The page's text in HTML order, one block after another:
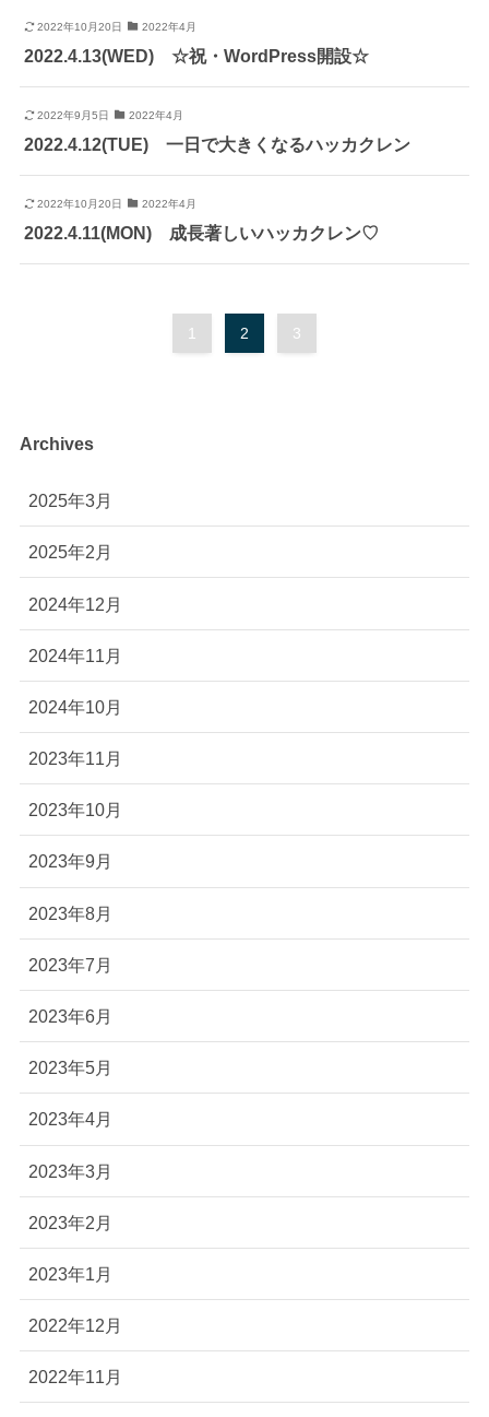
2022年10月20日 2022年4月
2022.4.13(WED) ☆祝・WordPress開設☆
2022年9月5日 2022年4月
2022.4.12(TUE) 一日で大きくなるハッカクレン
2022年10月20日 2022年4月
2022.4.11(MON) 成長著しいハッカクレン♡
1 2 3
Archives
2025年3月
2025年2月
2024年12月
2024年11月
2024年10月
2023年11月
2023年10月
2023年9月
2023年8月
2023年7月
2023年6月
2023年5月
2023年4月
2023年3月
2023年2月
2023年1月
2022年12月
2022年11月